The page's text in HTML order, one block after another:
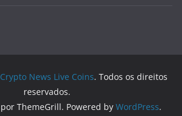
Crypto News Live Coins. Todos os direitos
reservados.
por ThemeGrill. Powered by WordPress.